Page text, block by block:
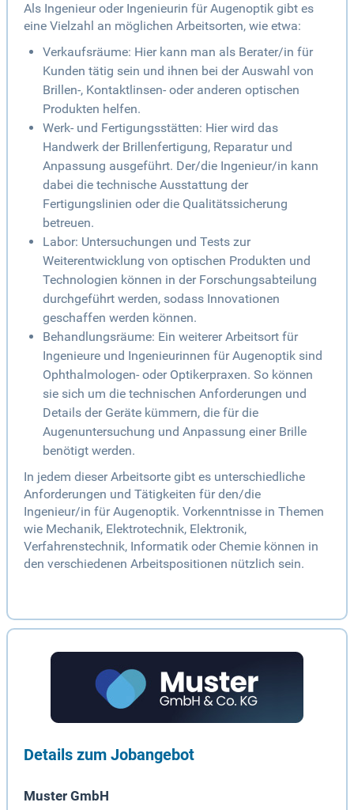
Als Ingenieur oder Ingenieurin für Augenoptik gibt es
eine Vielzahl an möglichen Arbeitsorten, wie etwa:
Verkaufsräume: Hier kann man als Berater/in für
Kunden tätig sein und ihnen bei der Auswahl von
Brillen-, Kontaktlinsen- oder anderen optischen
Produkten helfen.
Werk- und Fertigungsstätten: Hier wird das
Handwerk der Brillenfertigung, Reparatur und
Anpassung ausgeführt. Der/die Ingenieur/in kann
dabei die technische Ausstattung der
Fertigungslinien oder die Qualitätssicherung
betreuen.
Labor: Untersuchungen und Tests zur
Weiterentwicklung von optischen Produkten und
Technologien können in der Forschungsabteilung
durchgeführt werden, sodass Innovationen
geschaffen werden können.
Behandlungsräume: Ein weiterer Arbeitsort für
Ingenieure und Ingenieurinnen für Augenoptik sind
Ophthalmologen- oder Optikerpraxen. So können
sie sich um die technischen Anforderungen und
Details der Geräte kümmern, die für die
Augenuntersuchung und Anpassung einer Brille
benötigt werden.
In jedem dieser Arbeitsorte gibt es unterschiedliche
Anforderungen und Tätigkeiten für den/die
Ingenieur/in für Augenoptik. Vorkenntnisse in Themen
wie Mechanik, Elektrotechnik, Elektronik,
Verfahrenstechnik, Informatik oder Chemie können in
den verschiedenen Arbeitspositionen nützlich sein.
Details zum Jobangebot
Muster GmbH